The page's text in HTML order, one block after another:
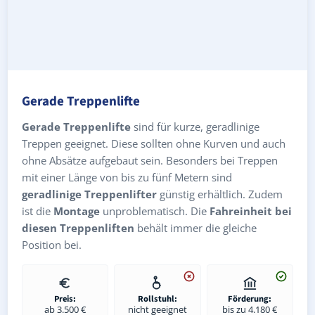
Gerade Treppenlifte
Gerade Treppenlifte sind für kurze, geradlinige
Treppen geeignet. Diese sollten ohne Kurven und auch
ohne Absätze aufgebaut sein. Besonders bei Treppen
mit einer Länge von bis zu fünf Metern sind
geradlinige Treppenlifter günstig erhältlich. Zudem
ist die Montage unproblematisch. Die Fahreinheit bei
diesen Treppenliften behält immer die gleiche
Position bei.
Preis:
ab 3.500 €
Rollstuhl:
nicht geeignet
Förderung:
bis zu 4.180 €